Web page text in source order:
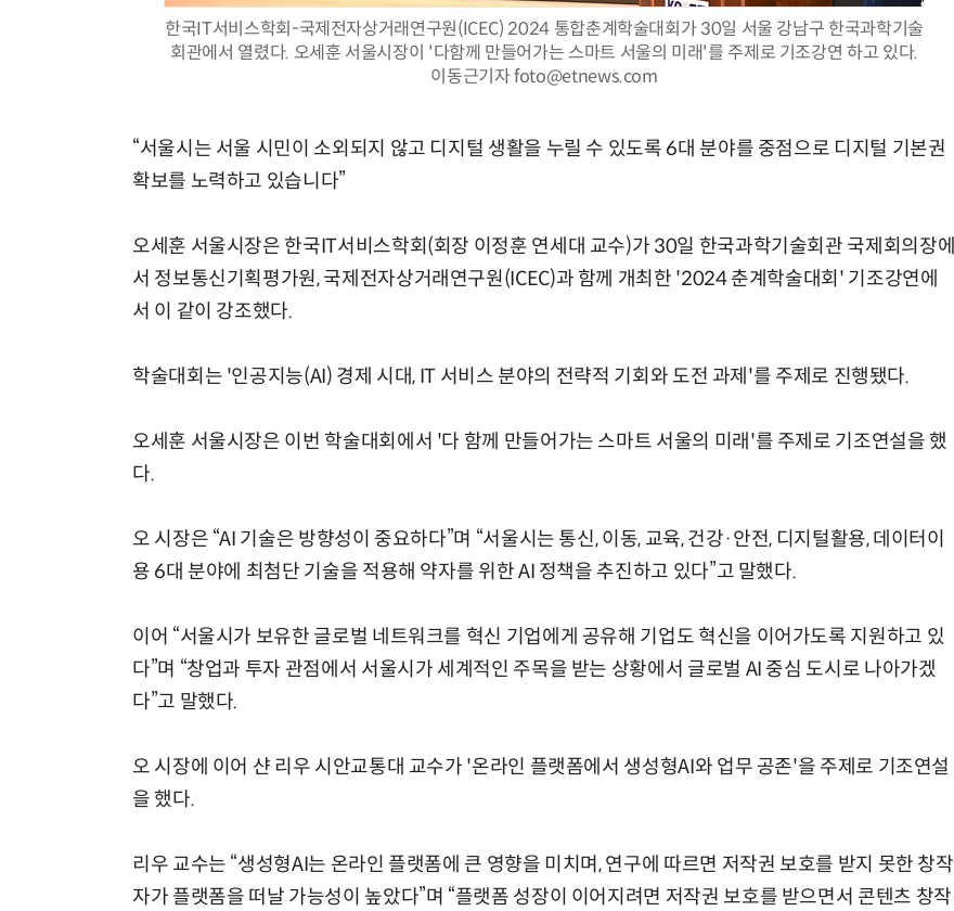
한국IT서비스학회-국제전자상거래연구원(ICEC) 2024 통합춘계학술대회가 30일 서울 강남구 한국과학기술
회관에서 열렸다. 오세훈 서울시장이 '다함께 만들어가는 스마트 서울의 미래'를 주제로 기조강연 하고 있다.
이동근기자 foto@etnews.com
“서울시는 서울 시민이 소외되지 않고 디지털 생활을 누릴 수 있도록 6대 분야를 중점으로 디지털 기본권
확보를 노력하고 있습니다”
오세훈 서울시장은 한국IT서비스학회(회장 이정훈 연세대 교수)가 30일 한국과학기술회관 국제회의장에
서 정보통신기획평가원, 국제전자상거래연구원(ICEC)과 함께 개최한 '2024 춘계학술대회' 기조강연에
서 이 같이 강조했다.
학술대회는 '인공지능(AI) 경제 시대, IT 서비스 분야의 전략적 기회와 도전 과제'를 주제로 진행됐다.
오세훈 서울시장은 이번 학술대회에서 '다 함께 만들어가는 스마트 서울의 미래'를 주제로 기조연설을 했
다.
오 시장은 “AI 기술은 방향성이 중요하다”며 “서울시는 통신, 이동, 교육, 건강·안전, 디지털활용, 데이터이
용 6대 분야에 최첨단 기술을 적용해 약자를 위한 AI 정책을 추진하고 있다”고 말했다.
이어 “서울시가 보유한 글로벌 네트워크를 혁신 기업에게 공유해 기업도 혁신을 이어가도록 지원하고 있
다”며 “창업과 투자 관점에서 서울시가 세계적인 주목을 받는 상황에서 글로벌 AI 중심 도시로 나아가겠
다”고 말했다.
오 시장에 이어 샨 리우 시안교통대 교수가 '온라인 플랫폼에서 생성형AI와 업무 공존'을 주제로 기조연설
을 했다.
리우 교수는 “생성형AI는 온라인 플랫폼에 큰 영향을 미치며, 연구에 따르면 저작권 보호를 받지 못한 창작
자가 플랫폼을 떠날 가능성이 높았다”며 “플랫폼 성장이 이어지려면 저작권 보호를 받으면서 콘텐츠 창작
AI Native Enterprise를 지원하는 AI Ready Data 플랫폼 활용 전략